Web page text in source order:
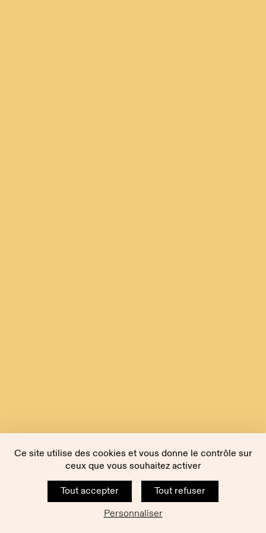
Ce site utilise des cookies et vous donne le contrôle sur
ceux que vous souhaitez activer
Tout accepter
Tout refuser
Personnaliser